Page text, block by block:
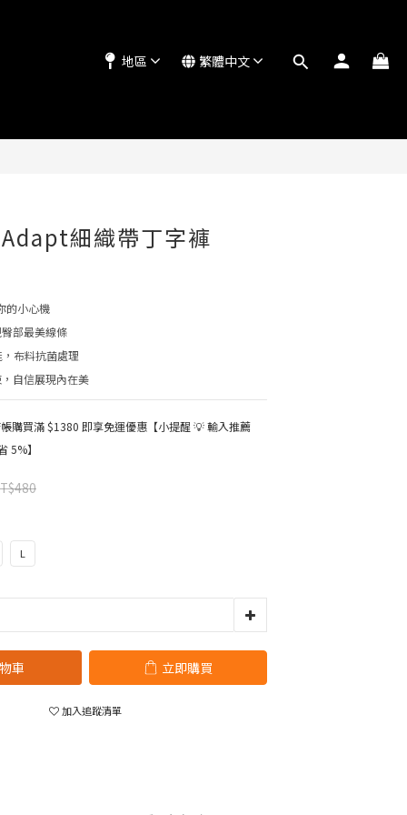
地區 繁體中文
細織帶丁字褲
的小心機
部最美線條
布料抗菌處理
自信展現內在美
購買滿 $1380 即享免運優惠【小提醒 💡 輸入推薦
5%】
L
車 立即購買
加入追蹤清單